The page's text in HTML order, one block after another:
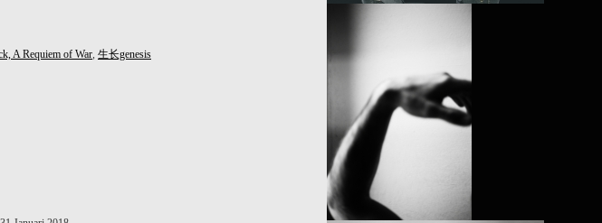
A Requiem of War, 生长genesis
PROJECT /